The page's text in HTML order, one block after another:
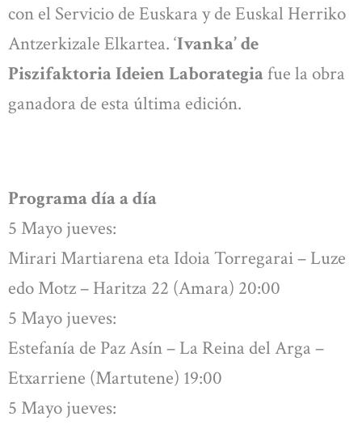
con el Servicio de Euskara y de Euskal Herriko
Antzerkizale Elkartea. ‘Ivanka’ de
Piszifaktoria Ideien Laborategiafue la obra
ganadora de esta última edición.
Programa día a día
5 Mayo jueves:
Mirari Martiarena eta Idoia Torregarai – Luze
edo Motz – Haritza 22 (Amara) 20:00
5 Mayo jueves:
Estefanía de Paz Asín – La Reina del Arga –
Etxarriene (Martutene) 19:00
5 Mayo jueves: